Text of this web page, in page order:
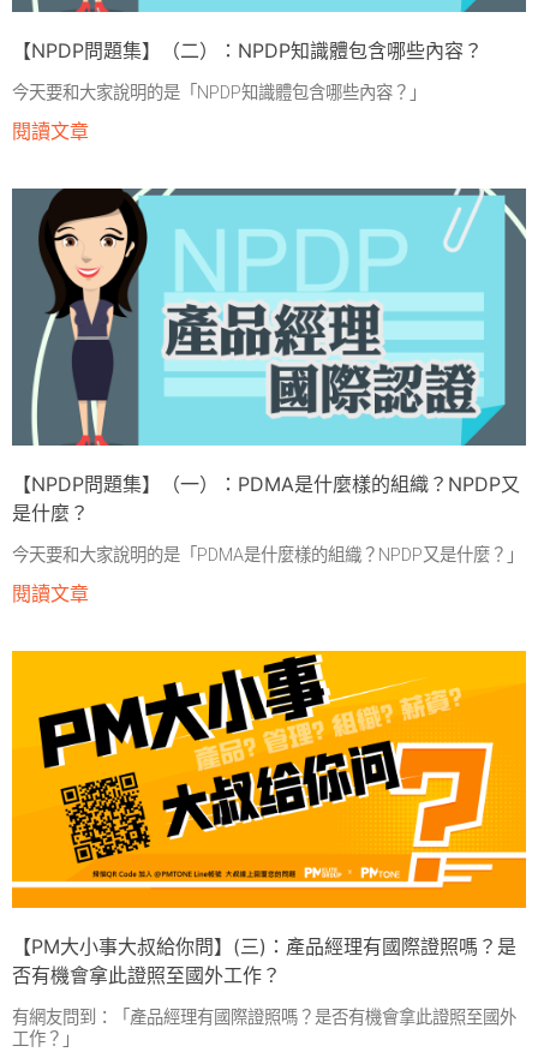
【NPDP問題集】（二）：NPDP知識體包含哪些內容？
今天要和大家說明的是「NPDP知識體包含哪些內容？」
閱讀文章
【NPDP問題集】（一）：PDMA是什麼樣的組織？NPDP又
是什麼？
今天要和大家說明的是「PDMA是什麼樣的組織？NPDP又是什麼？」
閱讀文章
【PM大小事大叔給你問】(三)：產品經理有國際證照嗎？是
否有機會拿此證照至國外工作？
有網友問到：「產品經理有國際證照嗎？是否有機會拿此證照至國外
工作？」